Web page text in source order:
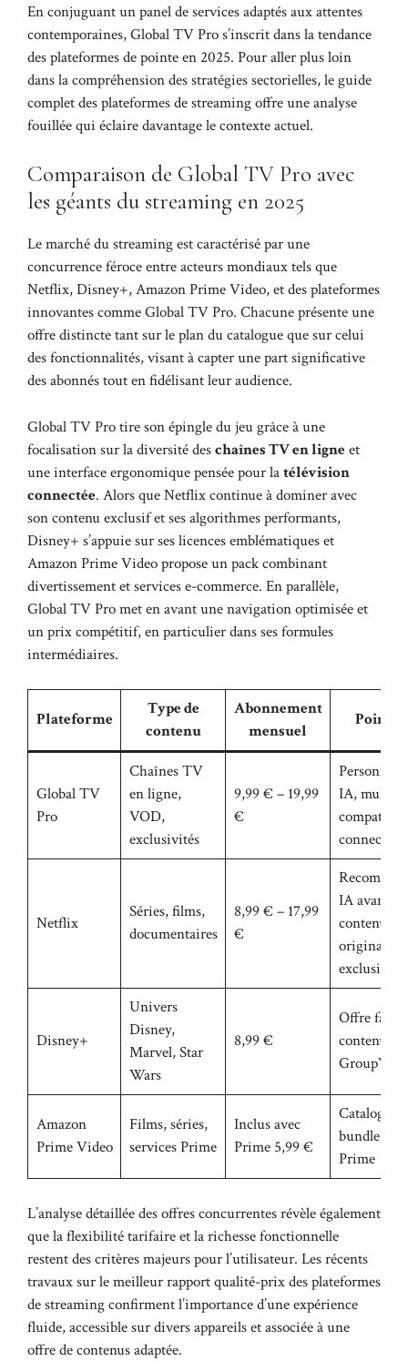
En conjuguant un panel de services adaptés aux attentes
contemporaines, Global TV Pro s’inscrit dans la tendance
des plateformes de pointe en 2025. Pour aller plus loin
dans la compréhension des stratégies sectorielles, leguide
complet des plateformes de streamingoffre une analyse
fouillée qui éclaire davantage le contexte actuel.
Comparaison de Global TV Pro avec
les géants du streaming en 2025
Le marché du streaming est caractérisé par une
concurrence féroce entre acteurs mondiaux tels que
Netflix, Disney+, Amazon Prime Video, et des plateformes
innovantes comme Global TV Pro. Chacune présente une
offre distincte tant sur le plan du catalogue que sur celui
des fonctionnalités, visant à capter une part significative
des abonnés tout en fidélisant leur audience.
Global TV Pro tire son épingle du jeu grâce à une
focalisation sur la diversité deschaînes TV en ligneet
une interface ergonomique pensée pour latélévision
connectée. Alors que Netflix continue à dominer avec
son contenu exclusif et ses algorithmes performants,
Disney+ s’appuie sur ses licences emblématiques et
Amazon Prime Video propose un pack combinant
divertissement et services e-commerce. En parallèle,
Global TV Pro met en avant une navigation optimisée et
un prix compétitif, en particulier dans ses formules
intermédiaires.
Plateforme
Type de
contenu
Abonnement
mensuel
Points
Global TV
Pro
Chaînes TV
en ligne,
VOD,
exclusivités
9,99 € – 19,99
€
IA, multi-
connectée
Netflix
Séries, films,
documentaires
8,99 € – 17,99
€
IA
contenus
originaux
exclusifs
Disney+
Univers
Disney,
Marvel, Star
Wars
8,99 €
Offre
contenu
Amazon
Prime Video
Films, séries,
services Prime
Inclus avec
Prime 5,99 €
Catalogue
bundle
Prime
L’analyse détaillée des offres concurrentes révèle également
que la flexibilité tarifaire et la richesse fonctionnelle
restent des critères majeurs pour l’utilisateur. Les récents
travaux surle meilleur rapport qualité-prix des plateformes
de streamingconfirment l’importance d’une expérience
fluide, accessible sur divers appareils et associée à une
offre de contenus adaptée.